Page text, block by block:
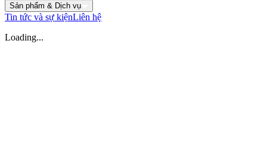
Sản phẩm & Dịch vụ
Tin tức và sự kiệnLiên hệ
Loading...